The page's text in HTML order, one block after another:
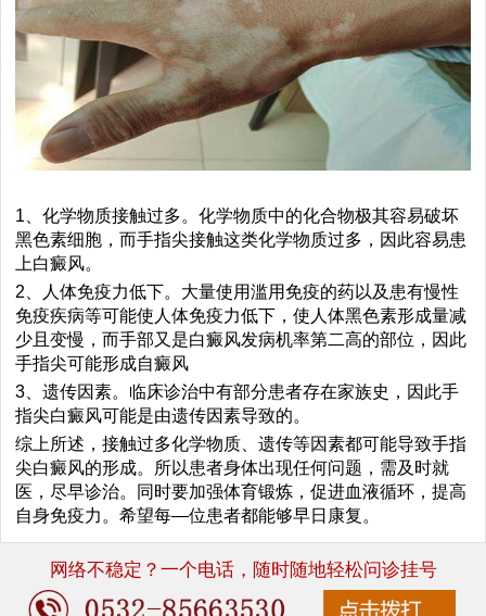
1 、化学物质接触过多。化学物质中的化合物极其容易破坏
黑色素细胞，而手指尖接触这类化学物质过多，因此容易患
上白癜风。
2
人体免疫力低下。大量使用滥用免疫的药以及患有慢性
免疫疾病等可能使人体免疫力低下，使人体黑色素形成量减
少且变慢，而手部又是白癜风发病机率第二高的部位，因此
手指尖可能形成自癜风
3 、遗传因素。临床诊治中有部分患者存在家族史，因此手
指尖白癜风可能是由遗传因素导致的。
综上所述，接触过多化学物质、遗传等因素都可能导致手指
尖白癜风的形成。所以患者身体出现任何问题，需及时就
医，尽早诊治。同时要加强体育锻炼，促进血液循环，提高
自身免疫力。希望每—位患者都能够早日康复。
网络不稳定？一个电话，随时随地轻松问诊挂号